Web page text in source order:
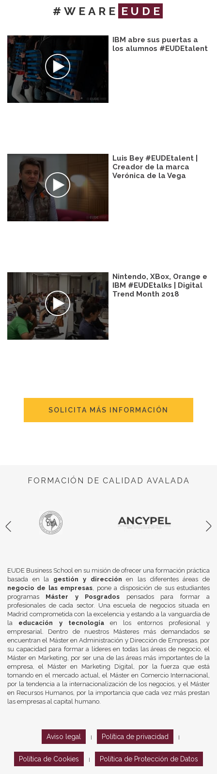
#WEARE EUDE
IBM abre sus puertas a
los alumnos #EUDEtalent
Luis Bey #EUDEtalent |
Creador de la marca
Verónica de la Vega
Nintendo, XBox, Orange e
IBM #EUDEtalks | Digital
Trend Month 2018
SOLICITA MÁS INFORMACIÓN
FORMACIÓN DE CALIDAD AVALADA
EUDE Business School en su misión de ofrecer una formación práctica
basada en la gestión y dirección en las diferentes áreas de
negocio de las empresas , pone a disposición de sus estudiantes
programas Máster y Posgrados pensados para formar a
profesionales de cada sector. Una escuela de negocios situada en
Madrid comprometida con la excelencia y estando a la vanguardia de
la educación y tecnologíaen los entornos profesional y
empresarial. Dentro de nuestros Másteres más demandados se
encuentran el Máster en Administración y Dirección de Empresas, por
su capacidad para formar a líderes en todas las áreas de negocio, el
Máster en Marketing, por ser una de las áreas más importantes de la
empresa, el Máster en Marketing Digital, por la fuerza que está
tomando en el mercado actual, el Máster en Comercio Internacional,
por la tendencia a la internacionalización de los negocios, y el Máster
en Recursos Humanos, por la importancia que cada vez más prestan
las empresas al capital humano.
Aviso legal Política de privacidad
Política de Cookies Política de Protección de Datos